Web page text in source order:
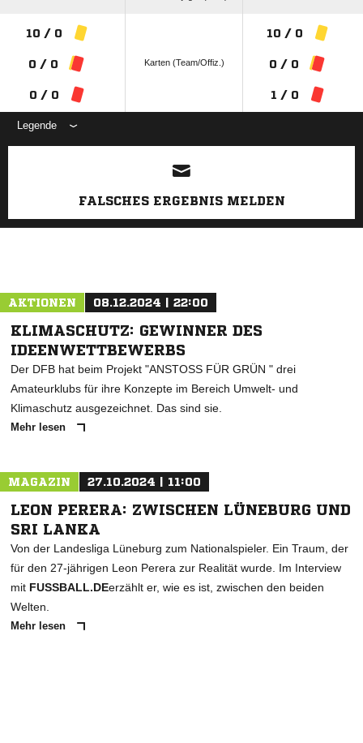
10 / 0
0 / 0
0 / 0
Karten (Team/Offiz.)
10 / 0
0 / 0
1 / 0
Legende
ANZEIGE
FALSCHES ERGEBNIS MELDEN
AKTIONEN 08.12.2024 | 22:00
KLIMASCHUTZ: GEWINNER DES
IDEENWETTBEWERBS
Der DFB hat beim Projekt "ANSTOSS FÜR GRÜN " drei
Amateurklubs für ihre Konzepte im Bereich Umwelt- und
Klimaschutz ausgezeichnet. Das sind sie.
Mehr lesen
MAGAZIN 27.10.2024 | 11:00
LEON PERERA: ZWISCHEN LÜNEBURG UND
SRI LANKA
Von der Landesliga Lüneburg zum Nationalspieler. Ein Traum, der
für den 27-jährigen Leon Perera zur Realität wurde. Im Interview
mit FUSSBALL.DEerzählt er, wie es ist, zwischen den beiden
Welten.
Mehr lesen